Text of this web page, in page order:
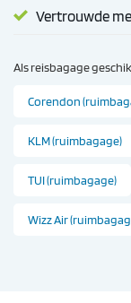
Vertrouwde
Als reisbagage
Corendon
KLM (ruimbagage)
TUI (ruimbagage)
Wizz Air